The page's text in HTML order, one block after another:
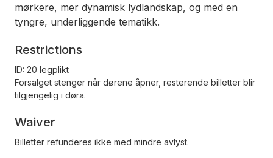
mørkere, mer dynamisk lydlandskap, og med en
tyngre, underliggende tematikk.
Restrictions
ID: 20 legplikt
Forsalget stenger når dørene åpner, resterende billetter blir
tilgjengelig i døra.
Waiver
Billetter refunderes ikke med mindre avlyst.